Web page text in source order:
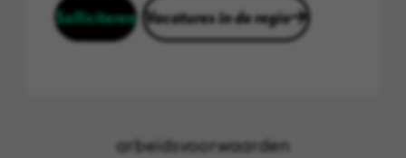
Solliciteren Vacatures in de regio
arbeidsvoorwaarden